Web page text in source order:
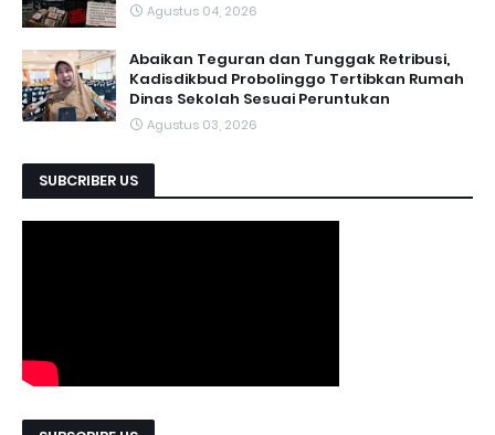
Agustus 04, 2026
Abaikan Teguran dan Tunggak Retribusi,
Kadisdikbud Probolinggo Tertibkan Rumah
Dinas Sekolah Sesuai Peruntukan
Agustus 03, 2026
SUBCRIBER US